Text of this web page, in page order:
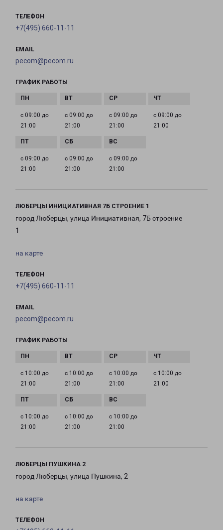
ТЕЛЕФОН
+7(495) 660-11-11
EMAIL
pecom@pecom.ru
ГРАФИК РАБОТЫ
с 09:00 до
21:00
с 09:00 до
21:00
с 09:00 до
21:00
с 09:00 до
21:00
с 09:00 до
21:00
с 09:00 до
21:00
с 09:00 до
21:00
ЛЮБЕРЦЫ ИНИЦИАТИВНАЯ 7Б СТРОЕНИЕ 1
город Люберцы, улица Инициативная, 7Б строение
1
на карте
ТЕЛЕФОН
+7(495) 660-11-11
EMAIL
pecom@pecom.ru
ГРАФИК РАБОТЫ
с 10:00 до
21:00
с 10:00 до
21:00
с 10:00 до
21:00
с 10:00 до
21:00
с 10:00 до
21:00
с 10:00 до
21:00
с 10:00 до
21:00
ЛЮБЕРЦЫ ПУШКИНА 2
город Люберцы, улица Пушкина, 2
на карте
ТЕЛЕФОН